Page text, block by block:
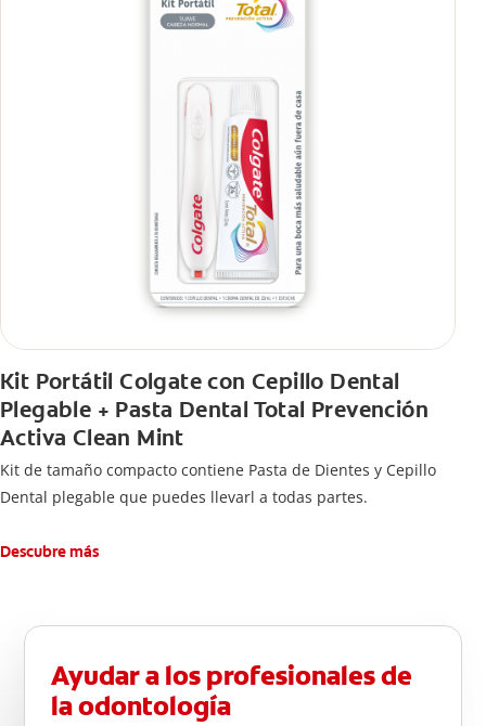
Kit Portátil Colgate con Cepillo Dental
Plegable + Pasta Dental Total Prevención
Activa Clean Mint
Kit de tamaño compacto contiene Pasta de Dientes y Cepillo
Dental plegable que puedes llevarl a todas partes.
Descubre más
Ayudar a los profesionales de
la odontología